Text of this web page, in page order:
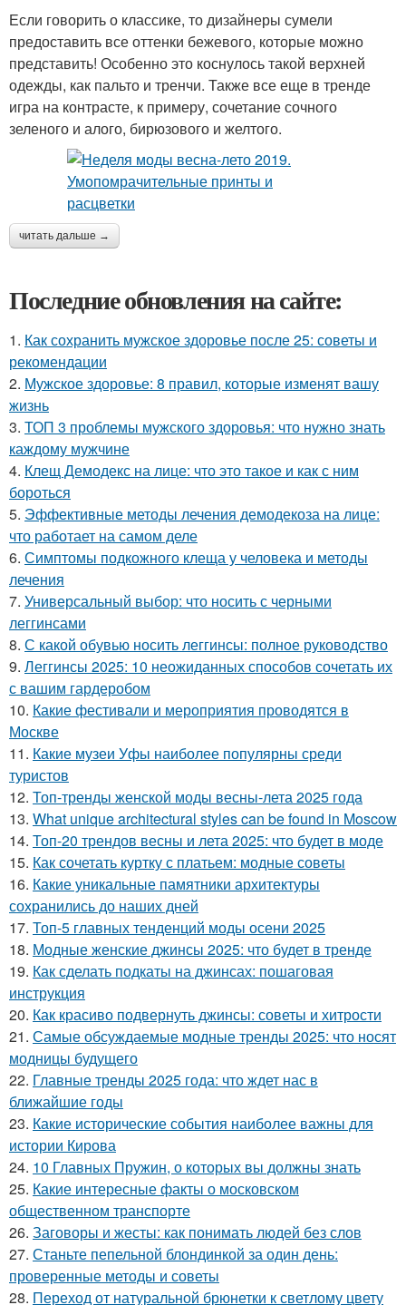
Если говорить о классике, то дизайнеры сумели
предоставить все оттенки бежевого, которые можно
представить! Особенно это коснулось такой верхней
одежды, как пальто и тренчи. Также все еще в тренде
игра на контрасте, к примеру, сочетание сочного
зеленого и алого, бирюзового и желтого.
читать дальше →
Последние обновления на сайте:
1. Как сохранить мужское здоровье после 25: советы и
рекомендации
2. Мужское здоровье: 8 правил, которые изменят вашу
жизнь
3. ТОП 3 проблемы мужского здоровья: что нужно знать
каждому мужчине
4. Клещ Демодекс на лице: что это такое и как с ним
бороться
5. Эффективные методы лечения демодекоза на лице:
что работает на самом деле
6. Симптомы подкожного клеща у человека и методы
лечения
7. Универсальный выбор: что носить с черными
леггинсами
8. С какой обувью носить леггинсы: полное руководство
9. Леггинсы 2025: 10 неожиданных способов сочетать их
с вашим гардеробом
10. Какие фестивали и мероприятия проводятся в
Москве
11. Какие музеи Уфы наиболее популярны среди
туристов
12. Топ-тренды женской моды весны-лета 2025 года
13. What unique architectural styles can be found in Moscow
14. Топ-20 трендов весны и лета 2025: что будет в моде
15. Как сочетать куртку с платьем: модные советы
16. Какие уникальные памятники архитектуры
сохранились до наших дней
17. Топ-5 главных тенденций моды осени 2025
18. Модные женские джинсы 2025: что будет в тренде
19. Как сделать подкаты на джинсах: пошаговая
инструкция
20. Как красиво подвернуть джинсы: советы и хитрости
21. Самые обсуждаемые модные тренды 2025: что носят
модницы будущего
22. Главные тренды 2025 года: что ждет нас в
ближайшие годы
23. Какие исторические события наиболее важны для
истории Кирова
24. 10 Главных Пружин, о которых вы должны знать
25. Какие интересные факты о московском
общественном транспорте
26. Заговоры и жесты: как понимать людей без слов
27. Станьте пепельной блондинкой за один день:
проверенные методы и советы
28. Переход от натуральной брюнетки к светлому цвету